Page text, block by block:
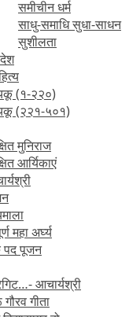
समीचीन धर्म
साधु-समाधि सुधा-साधन
सुशीलता
(१‍-२२०)
(२२१-५०१)
मुनिराज
आर्यिकाएं
महा अर्घ्य
पद पूजन
आचार्यश्री
गीता